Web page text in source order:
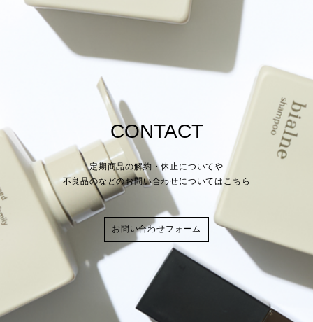
CONTACT
定期商品の解約・休止についてや
不良品のなどのお問い合わせについてはこちら
お問い合わせフォーム